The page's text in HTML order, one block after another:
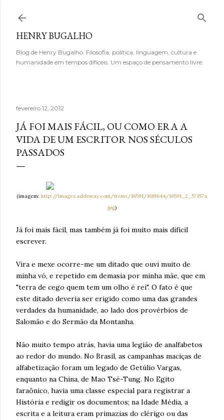
HENRY BUGALHO
Blog de Henry Bugalho. Filosofia, política, linguagem, cultura e
humanidade em tempos difíceis. Um espaço de pensamento livre.
fevereiro 12, 2012
JÁ FOI MAIS FÁCIL, OU COMO ERA A
VIDA DE UM ESCRITOR NOS SÉCULOS
PASSADOS
(imagem: http://images.addoway.com/items/16591/1681644/16591_2_57357a.
jpg)
Já foi mais fácil, mas também já foi muito mais difícil
escrever.
Vira e mexe ocorre-me um ditado que ouvi muito de
minha vó, e repetido em demasia por minha mãe, que em
"terra de cego quem tem um olho é rei". O fato é que
este ditado deveria ser erigido como uma das grandes
verdades da humanidade, ao lado dos provérbios de
Salomão e do Sermão da Montanha.
Não muito tempo atrás, havia uma legião de analfabetos
ao redor do mundo. No Brasil, as campanhas maciças de
alfabetização foram um legado de Getúlio Vargas,
enquanto na China, de Mao Tsé-Tung. No Egito
faraônico, havia uma classe especial para registrar a
História e redigir os documentos; na Idade Média, a
escrita e a leitura eram primazias do clérigo ou das